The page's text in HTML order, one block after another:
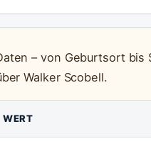
– von Geburtsort bis
Walker Scobell.
WERT